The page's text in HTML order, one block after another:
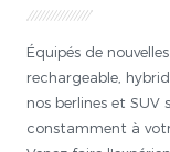
Équipés de
rechargeable,
nos berlines et
constamment à